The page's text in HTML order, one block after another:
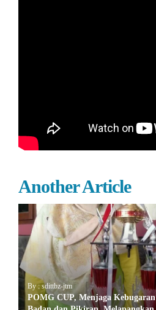
Another Article
By : sdittbz-jtm
POMG CUP, Menjaga Kebugaran